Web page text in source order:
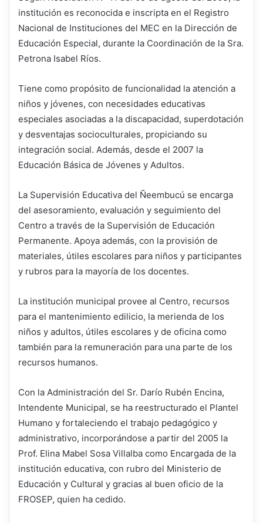
institución es reconocida e inscripta en el Registro
Nacional de Instituciones del MEC en la Dirección de
Educación Especial, durante la Coordinación de la Sra.
Petrona Isabel Ríos.
Tiene como propósito de funcionalidad la atención a
niños y jóvenes, con necesidades educativas
especiales asociadas a la discapacidad, superdotación
y desventajas socioculturales, propiciando su
integración social. Además, desde el 2007 la
Educación Básica de Jóvenes y Adultos.
La Supervisión Educativa del Ñeembucú se encarga
del asesoramiento, evaluación y seguimiento del
Centro a través de la Supervisión de Educación
Permanente. Apoya además, con la provisión de
materiales, útiles escolares para niños y participantes
y rubros para la mayoría de los docentes.
La institución municipal provee al Centro, recursos
para el mantenimiento edilicio, la merienda de los
niños y adultos, útiles escolares y de oficina como
también para la remuneración para una parte de los
recursos humanos.
Con la Administración del Sr. Darío Rubén Encina,
Intendente Municipal, se ha reestructurado el Plantel
Humano y fortaleciendo el trabajo pedagógico y
administrativo, incorporándose a partir del 2005 la
Prof. Elina Mabel Sosa Villalba como Encargada de la
institución educativa, con rubro del Ministerio de
Educación y Cultural y gracias al buen oficio de la
FROSEP, quien ha cedido.